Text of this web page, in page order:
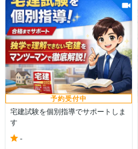
予約受付中
宅建試験を個別指導でサポートしま
す
-